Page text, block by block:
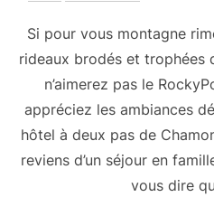
Si pour vous montagne
rideaux brodés et trophées
n’aimerez pas le
appréciez les ambiances
hôtel à deux pas de
reviens d’un séjour en
vous dire